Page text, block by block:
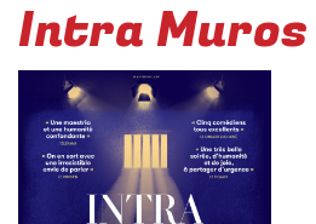
Intra Muros